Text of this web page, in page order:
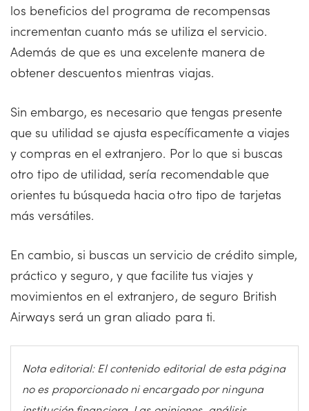
los beneficios del programa de recompensas
incrementan cuanto más se utiliza el servicio.
Además de que es una excelente manera de
obtener descuentos mientras viajas.
Sin embargo, es necesario que tengas presente
que su utilidad se ajusta específicamente a viajes
y compras en el extranjero. Por lo que si buscas
otro tipo de utilidad, sería recomendable que
orientes tu búsqueda hacia otro tipo de tarjetas
más versátiles.
En cambio, si buscas un servicio de crédito simple,
práctico y seguro, y que facilite tus viajes y
movimientos en el extranjero, de seguro British
Airways será un gran aliado para ti.
Nota editorial: El contenido editorial de esta página
no es proporcionado ni encargado por ninguna